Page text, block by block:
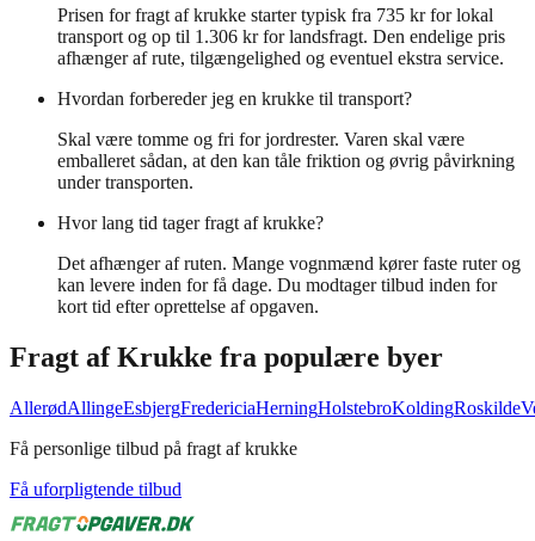
Prisen for fragt af krukke starter typisk fra 735 kr for lokal
transport og op til 1.306 kr for landsfragt. Den endelige pris
afhænger af rute, tilgængelighed og eventuel ekstra service.
Hvordan forbereder jeg en krukke til transport?
Skal være tomme og fri for jordrester. Varen skal være
emballeret sådan, at den kan tåle friktion og øvrig påvirkning
under transporten.
Hvor lang tid tager fragt af krukke?
Det afhænger af ruten. Mange vognmænd kører faste ruter og
kan levere inden for få dage. Du modtager tilbud inden for
kort tid efter oprettelse af opgaven.
Fragt afKrukke fra populære byer
AllerødAllingeEsbjergFredericiaHerningHolstebroKoldingRoskilde
Få personlige tilbud på fragt af krukke
Få uforpligtende tilbud